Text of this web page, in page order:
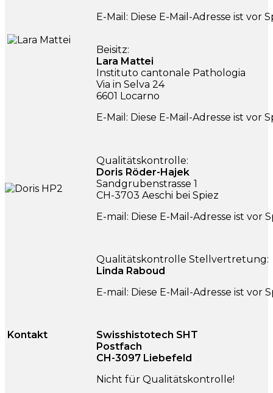
E-Mail: Diese E-Mail-Adresse ist vor
Beisitz:
Lara Mattei
Instituto cantonale Pathologia
Via in Selva 24
6601 Locarno
E-Mail: Diese E-Mail-Adresse ist vor
Qualitätskontrolle:
Doris Röder-Hajek
Sandgrubenstrasse 1
CH-3703 Aeschi bei Spiez
E-mail: Diese E-Mail-Adresse ist vor
Qualitätskontrolle Stellvertretung:
Linda Raboud
E-mail: Diese E-Mail-Adresse ist vor
Kontakt
Swisshistotech SHT
Postfach
CH-3097 Liebefeld
Nicht für Qualitätskontrolle!